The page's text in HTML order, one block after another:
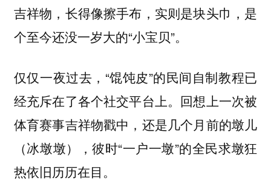
吉祥物，长得像擦手布，实则是块头巾，是
个至今还没一岁大的“小宝贝”。
仅仅一夜过去，“馄饨皮”的民间自制教程已
经充斥在了各个社交平台上。回想上一次被
体育赛事吉祥物戳中，还是几个月前的墩儿
（冰墩墩），彼时“一户一墩”的全民求墩狂
热依旧历历在目。